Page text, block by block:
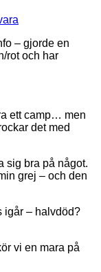
– gjorde en
rot och har
ett camp… men
det med
sig bra på något.
grej – och den
igår – halvdöd?
vi en mara på